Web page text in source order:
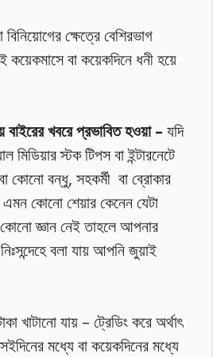
বিনিয়োগের ক্ষেত্রে বেশিরভাগ
কয়েকমাসে বা কয়েকদিনে ধনী হয়ে
বাইরের খবরে প্রভাবিত হওয়া – যদি
স্টক টিপস বা ইন্টারনেটে
কোনো বন্ধু, সহকর্মী বা ব্রোকার
কোনো শেয়ার কেনেন যেটা
জ্ঞান নেই তাহলে আপনার
বলা যায় আপনি জুয়াই
খাটানো যায় – ট্রেডিং করে অর্থাৎ
মধ্যে বা কয়েকদিনের মধ্যে